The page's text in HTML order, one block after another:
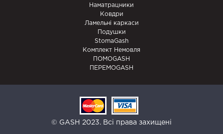
Наматрацники
Ковдри
Ламельні каркаси
Подушки
StomaGash
Комплект Немовля
ПОМОGASH
ПЕРЕМОGASH
© GASH 2023. Всі права захищені